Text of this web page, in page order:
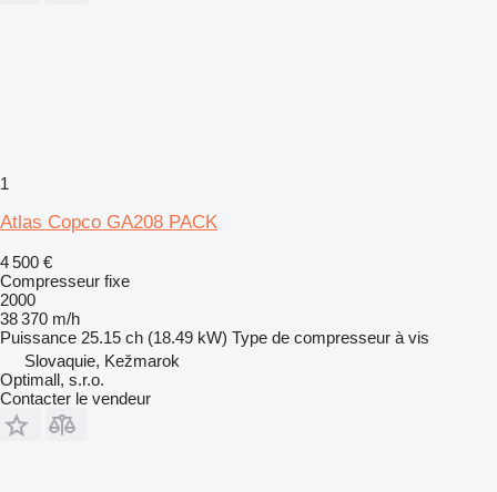
1
Atlas Copco GA208 PACK
4 500 €
Compresseur fixe
2000
38 370 m/h
Puissance 25.15 ch (18.49 kW) Type de compresseur à vis
Slovaquie, Kežmarok
Optimall, s.r.o.
Contacter le vendeur